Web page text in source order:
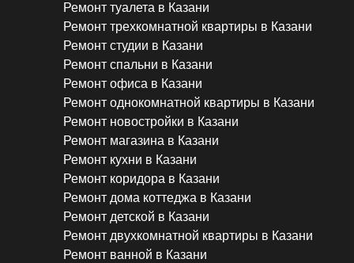
Ремонт туалета в Казани
Ремонт трехкомнатной квартиры в Казани
Ремонт студии в Казани
Ремонт спальни в Казани
Ремонт офиса в Казани
Ремонт однокомнатной квартиры в Казани
Ремонт новостройки в Казани
Ремонт магазина в Казани
Ремонт кухни в Казани
Ремонт коридора в Казани
Ремонт дома коттеджа в Казани
Ремонт детской в Казани
Ремонт двухкомнатной квартиры в Казани
Ремонт ванной в Казани